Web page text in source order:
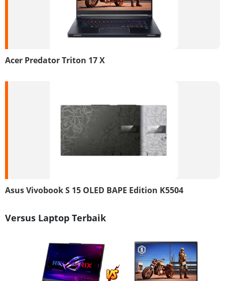
Acer Predator Triton 17 X
Asus Vivobook S 15 OLED BAPE Edition K5504
Versus Laptop Terbaik